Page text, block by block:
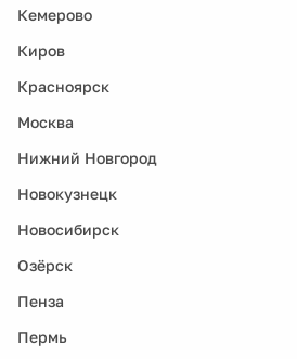
Кемерово
Киров
Красноярск
Москва
Нижний Новгород
Новокузнецк
Новосибирск
Озёрск
Пенза
Пермь